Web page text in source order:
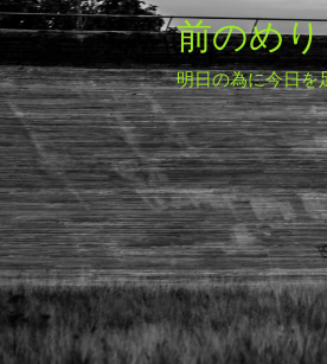
前のめ
明日の為に今日を